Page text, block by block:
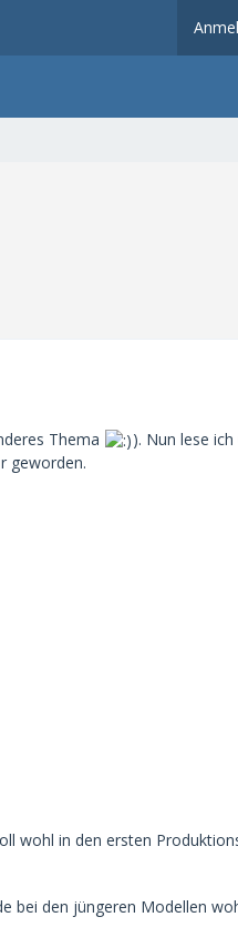
Thema
). Nun lese
geworden.
wohl in den ersten
bei den jüngeren Modellen